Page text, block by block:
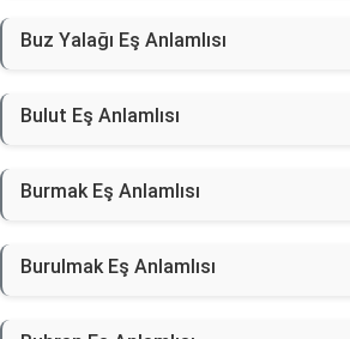
Buz Yalağı Eş Anlamlısı
Bulut Eş Anlamlısı
Burmak Eş Anlamlısı
Burulmak Eş Anlamlısı